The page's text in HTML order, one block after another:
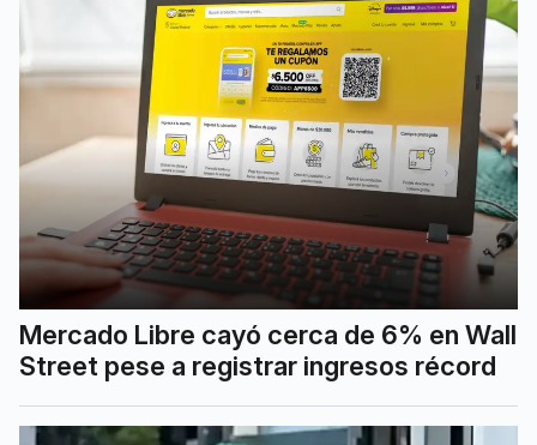
Mercado Libre cayó cerca de 6% en Wall
Street pese a registrar ingresos récord